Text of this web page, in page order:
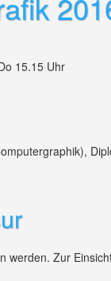
15.15 Uhr
werden. Zur